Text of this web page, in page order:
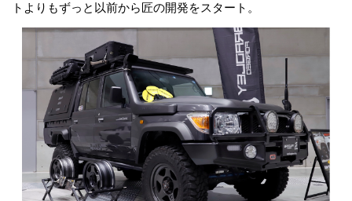
トよりもずっと以前から匠の開発をスタート。